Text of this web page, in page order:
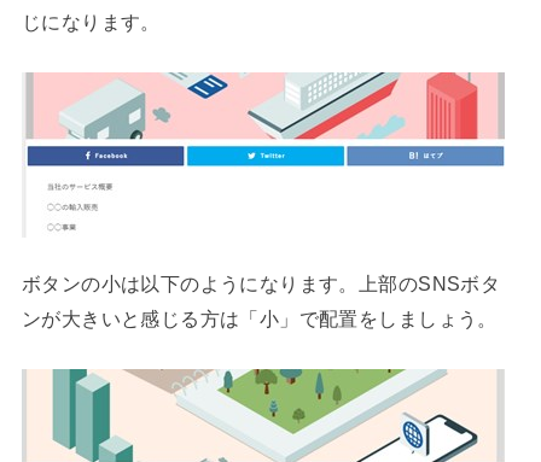
じになります。
ボタンの小は以下のようになります。上部のSNSボタ
ンが大きいと感じる方は「小」で配置をしましょう。